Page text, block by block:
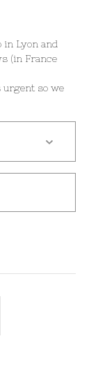
in Lyon and
(in France
urgent so we